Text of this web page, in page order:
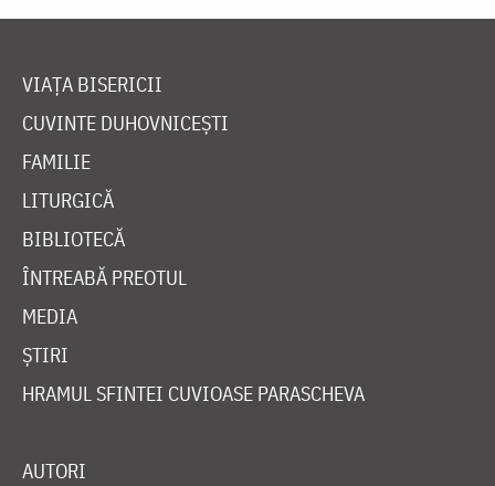
VIAȚA BISERICII
CUVINTE DUHOVNICEȘTI
FAMILIE
LITURGICĂ
BIBLIOTECĂ
ÎNTREABĂ PREOTUL
MEDIA
ȘTIRI
HRAMUL SFINTEI CUVIOASE PARASCHEVA
AUTORI